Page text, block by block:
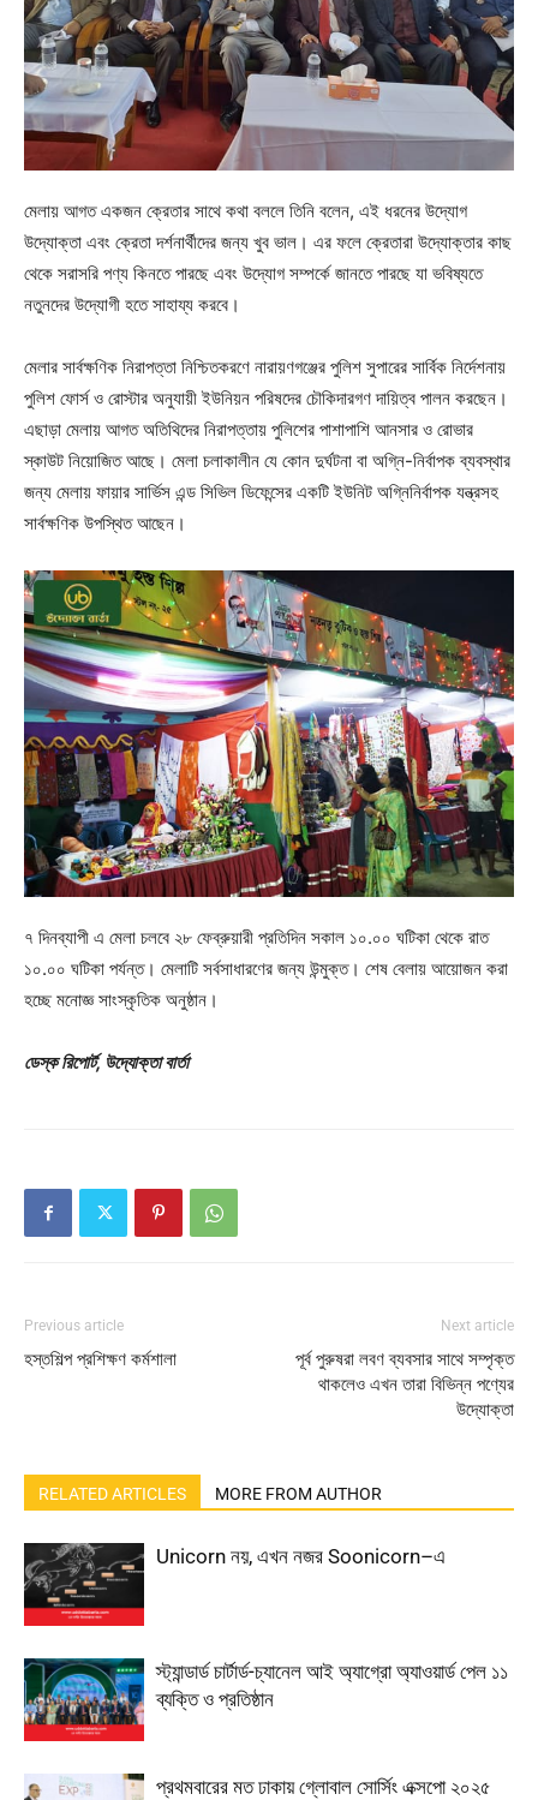
মেলায় আগত একজন ক্রেতার সাথে কথা বললে তিনি বলেন, এই ধরনের উদ্যোগ
উদ্যোক্তা এবং ক্রেতা দর্শনার্থীদের জন্য খুব ভাল। এর ফলে ক্রেতারা উদ্যোক্তার কাছ
থেকে সরাসরি পণ্য কিনতে পারছে এবং উদ্যোগ সম্পর্কে জানতে পারছে যা ভবিষ্যতে
নতুনদের উদ্যোগী হতে সাহায্য করবে।
মেলার সার্বক্ষণিক নিরাপত্তা নিশ্চিতকরণে নারায়ণগঞ্জের পুলিশ সুপারের সার্বিক নির্দেশনায়
পুলিশ ফোর্স ও রোস্টার অনুযায়ী ইউনিয়ন পরিষদের চৌকিদারগণ দায়িত্ব পালন করছেন।
এছাড়া মেলায় আগত অতিথিদের নিরাপত্তায় পুলিশের পাশাপাশি আনসার ও রোভার
স্কাউট নিয়োজিত আছে। মেলা চলাকালীন যে কোন দুর্ঘটনা বা অগ্নি-নির্বাপক ব্যবস্থার
জন্য মেলায় ফায়ার সার্ভিস এন্ড সিভিল ডিফেন্সের একটি ইউনিট অগ্নিনির্বাপক যন্ত্রসহ
সার্বক্ষণিক উপস্থিত আছেন।
৭ দিনব্যাপী এ মেলা চলবে ২৮ ফেব্রুয়ারী প্রতিদিন সকাল ১০.০০ ঘটিকা থেকে রাত
১০.০০ ঘটিকা পর্যন্ত। মেলাটি সর্বসাধারণের জন্য উন্মুক্ত। শেষ বেলায় আয়োজন করা
হচ্ছে মনোজ্ঞ সাংস্কৃতিক অনুষ্ঠান।
ডেস্ক রিপোর্ট, উদ্যোক্তা বার্তা
Previous article
হস্তশিল্প প্রশিক্ষণ কর্মশালা
Next article
পূর্ব পুরুষরা লবণ ব্যবসার সাথে সম্পৃক্ত
থাকলেও এখন তারা বিভিন্ন পণ্যের
উদ্যোক্তা
RELATED ARTICLES MORE FROM AUTHOR
Unicorn নয়, এখন নজর Soonicorn–এ
স্ট্যান্ডার্ড চার্টার্ড-চ্যানেল আই অ্যাগ্রো অ্যাওয়ার্ড পেল ১১
ব্যক্তি ও প্রতিষ্ঠান
প্রথমবারের মত ঢাকায় গ্লোবাল সোর্সিং এক্সপো ২০২৫